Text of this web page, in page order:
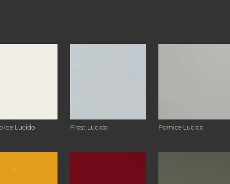
Ice Lucido Frost Lucido Pomice Lucido